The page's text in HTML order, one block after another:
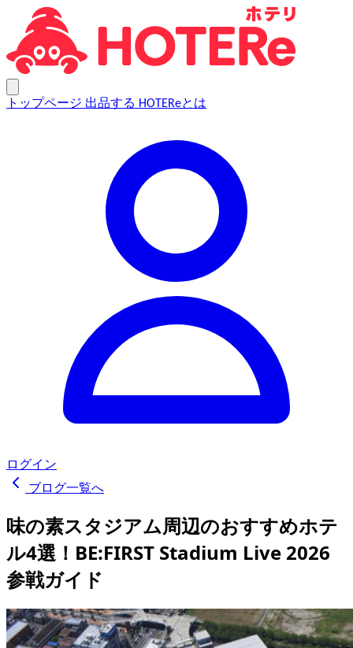
トップページ 出品する HOTEReとは
ログイン
ブログ一覧へ
味の素スタジアム周辺のおすすめホテ
ル4選！BE:FIRST Stadium Live 2026
参戦ガイド